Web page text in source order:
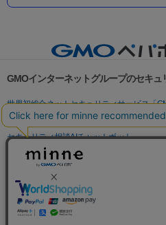
GMOインターネットグループのセキュ
世界初総合ネットセキュリティサービス「
パスワード漏洩診断
Webサイトリスク診
セキュリティ相談AIチャットボット
実在証明・盗聴対策
サイバー攻撃対策（GMO Flatt Security）
セキュリティ事業の軌跡